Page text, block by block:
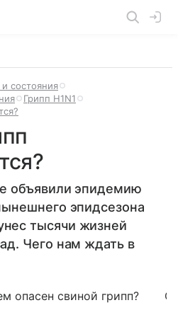
состояния
Грипп H1N1
объявили эпидемию
эпидсезона
тысячи жизней
Чего нам ждать в
опасен свиной грипп?